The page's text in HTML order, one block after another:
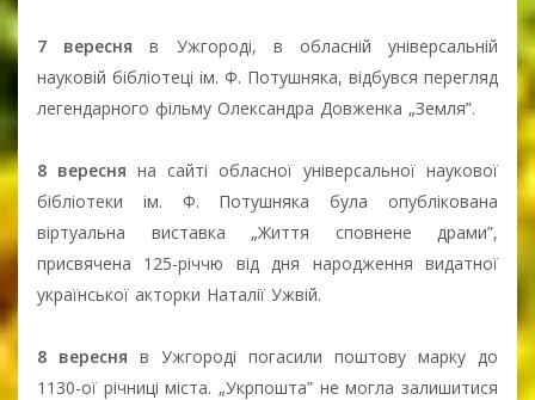
7 вересняв Ужгороді, в обласній універсальній
науковій бібліотеці ім. Ф. Потушняка, відбувся перегляд
легендарного фільму Олександра Довженка „Земля”.
8 вересня на сайті обласної універсальної наукової
бібліотеки ім. Ф. Потушняка була опублікована
віртуальна виставка „Життя сповнене драми”,
присвячена 125-річчю від дня народження видатної
української акторки Наталії Ужвій.
8 вересня в Ужгороді погасили поштову марку до
1130-ої річниці міста. „Укрпошта” не могла залишитися